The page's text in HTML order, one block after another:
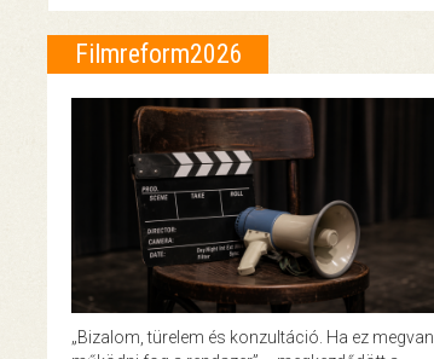
Filmreform2026
„Bizalom, türelem és konzultáció. Ha ez megvan,